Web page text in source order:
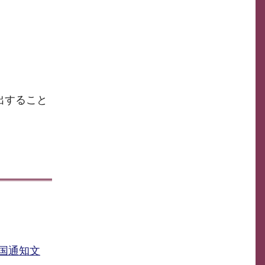
ること
通知文